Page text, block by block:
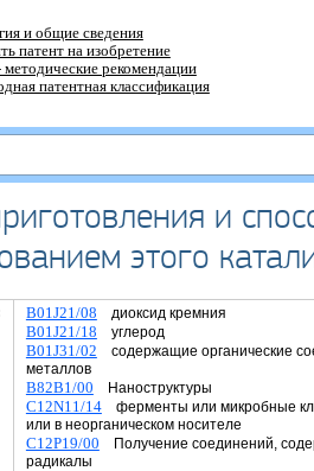
и общие сведения
патент на изобретение
методические рекомендации
патентная классификация
и
этого
B01J21/08 диоксид кремния
B01J21/18 углерод
B01J31/02 содержащие органические
металлов
B82B1/00 Наноструктуры
C12N11/14ферменты или микробные
или в неорганическом носителе
C12P19/00 Получение соединений,
радикалы